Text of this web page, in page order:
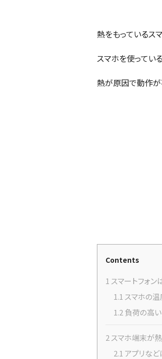
熱をもっているス
スマホを使ってい
熱が原因で動作が
Contents
1 スマートフォン
1.1 スマホの
1.2 負荷の高
2 スマホ端末が熱
2.1 アプリな